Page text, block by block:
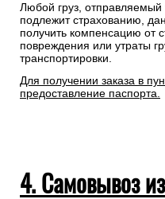
Любой груз,
подлежит страхованию,
получить компенсацию от
повреждения или утраты
транспортировки.
Для получении заказа в
предоставление паспорта.
4. Самовывоз